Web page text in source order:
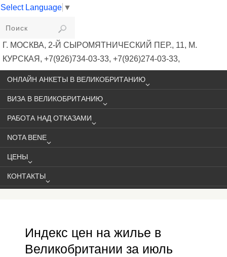
Select Language ▼
VIKIVISA
Г. МОСКВА, 2-Й СЫРОМЯТНИЧЕСКИЙ ПЕР., 11, М.
КУРСКАЯ, +7(926)734-03-33, +7(926)274-03-33,
VISA@VIKIVISA.RU
ОНЛАЙН АНКЕТЫ В ВЕЛИКОБРИТАНИЮ
ВИЗА В ВЕЛИКОБРИТАНИЮ
РАБОТА НАД ОТКАЗАМИ
NOTA BENE
ЦЕНЫ
КОНТАКТЫ
Индекс цен на жилье в
Великобритании за июль